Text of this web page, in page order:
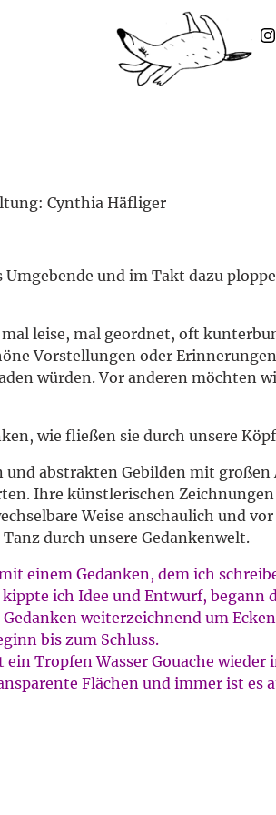
Cynthia Häfliger
und im Takt dazu
leise, mal geordnet, oft
Vorstellungen oder
würden. Vor anderen möchten
wie fließen sie durch unsere
abstrakten Gebilden mit großen
Ihre künstlerischen
Weise anschaulich und
durch unsere Gedankenwelt.
einem Gedanken, dem ich
ich Idee und Entwurf, begann
weiterzeichnend um
bis zum Schluss.
Tropfen Wasser Gouache wieder
Flächen und immer ist es
Rechte
Kontakt
English